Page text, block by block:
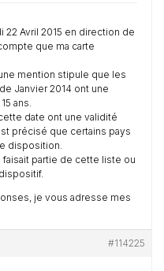
22 Avril 2015 en direction de
que ma carte
une mention stipule que les
Janvier 2014 ont une
ans.
date ont une validité
précisé que certains pays
disposition.
partie de cette liste ou
je vous adresse mes
#114225